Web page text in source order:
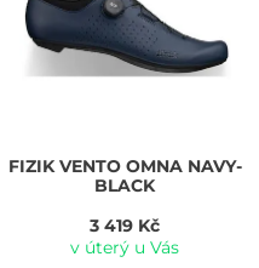
FIZIKVENTO OMNA NAVY-
BLACK
3 419 Kč
v úterý u Vás